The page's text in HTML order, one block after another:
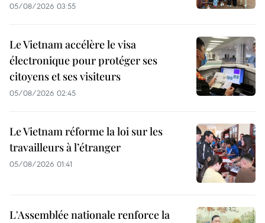
05/08/2026 03:55
Le Vietnam accélère le visa
électronique pour protéger ses
citoyens et ses visiteurs
05/08/2026 02:45
Le Vietnam réforme la loi sur les
travailleurs à l’étranger
05/08/2026 01:41
L'Assemblée nationale renforce la